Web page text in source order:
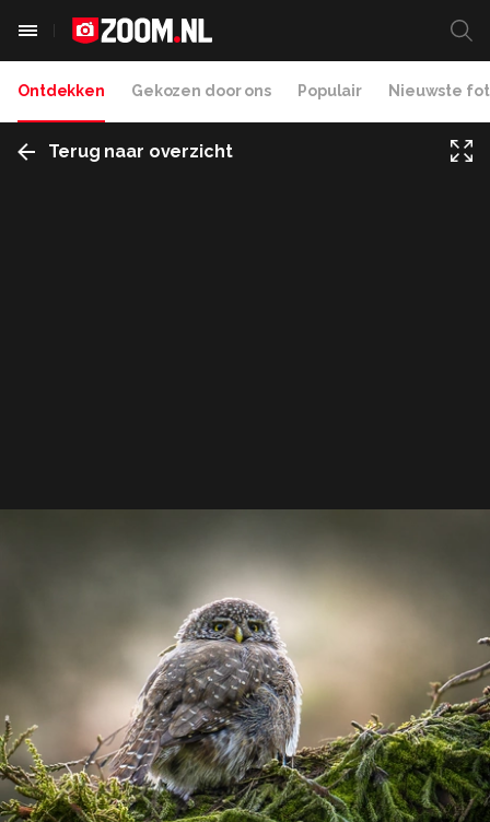
Ontdekken Gekozen door ons Populair Nieuwste
Terug naar overzicht